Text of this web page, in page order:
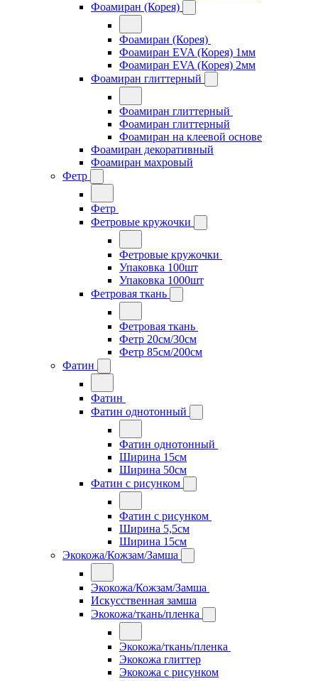
Фоамиран (Корея)
Фоамиран (Корея)
Фоамиран EVA (Корея) 1мм
Фоамиран EVA (Корея) 2мм
Фоамиран глиттерный
Фоамиран глиттерный
Фоамиран глиттерный
Фоамиран на клеевой основе
Фоамиран декоративный
Фоамиран махровый
Фетр
Фетр
Фетровые кружочки
Фетровые кружочки
Упаковка 100шт
Упаковка 1000шт
Фетровая ткань
Фетровая ткань
Фетр 20см/30см
Фетр 85см/200см
Фатин
Фатин
Фатин однотонный
Фатин однотонный
Ширина 15см
Ширина 50см
Фатин с рисунком
Фатин с рисунком
Ширина 5,5см
Ширина 15см
Экокожа/Кожзам/Замша
Экокожа/Кожзам/Замша
Искусственная замша
Экокожа/ткань/пленка
Экокожа/ткань/пленка
Экокожа глиттер
Экокожа с рисунком